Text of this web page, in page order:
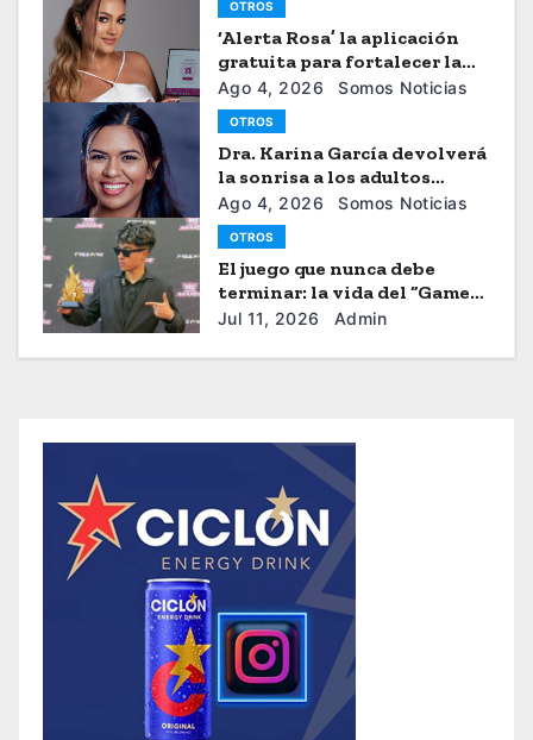
OTROS
‘Alerta Rosa’ la aplicación
gratuita para fortalecer la
seguiridad de las mujeres
Ago 4, 2026 Somos Noticias
OTROS
Dra. Karina García devolverá
la sonrisa a los adultos
mayores
Ago 4, 2026 Somos Noticias
OTROS
El juego que nunca debe
terminar: la vida del “Gamer”
Brayhan Crazzy
Jul 11, 2026 Admin